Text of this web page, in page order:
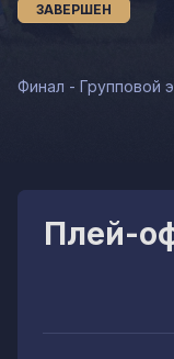
ЗАВЕРШЕН
Финал - Групповой
Плей-